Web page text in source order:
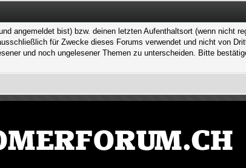
angemeldet bist) bzw. deinen letzten Aufenthaltsort (wenn nicht
für Zwecke dieses Forums verwendet und nicht von
und noch ungelesener Themen zu unterscheiden. Bitte